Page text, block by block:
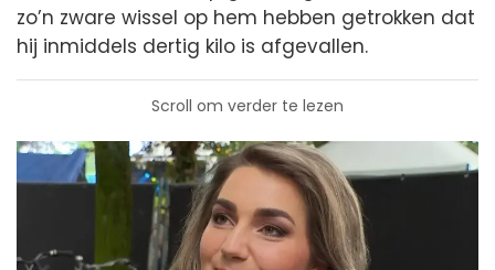
zo’n zware wissel op hem hebben getrokken dat
hij inmiddels dertig kilo is afgevallen.
Scroll om verder te lezen